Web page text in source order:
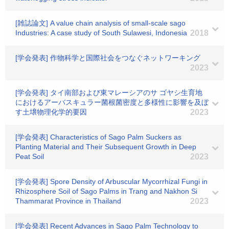
[雑誌論文] A value chain analysis of small-scale sago
Industries: A case study of South Sulawesi, Indonesia 2018
[学会発表] 作物科学と国際社会をつなぐネットワーキング
2023
[学会発表] タイ南部および東マレーシアのサ ゴヤシ生育地
におけるアーバスキュラー菌根菌密度と多様性に影響を及ぼ
す土壌物理化学的要因
2023
[学会発表] Characteristics of Sago Palm Suckers as
Planting Material and Their Subsequent Growth in Deep
Peat Soil
2023
[学会発表] Spore Density of Arbuscular Mycorrhizal Fungi in
Rhizosphere Soil of Sago Palms in Trang and Nakhon Si
Thammarat Province in Thailand
2023
[学会発表] Recent Advances in Sago Palm Technology to